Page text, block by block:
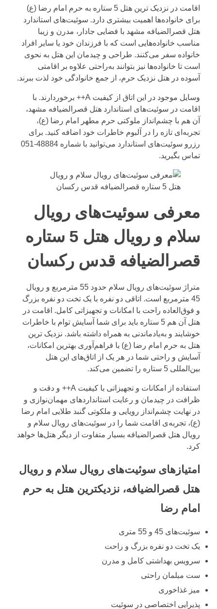
اقامت در نزدیک ترین هتل 5 ستاره به حرم امام رضا (ع)
برای خانواده‌ها اهمیت بیشتری دارد. سوئیت‌های استاندارد
هتل قصرالضیافه مشهد با فضایی جادار، مدرن و زیبا
مناسب خانواده‌هایی است که با فرزندان خود یا سایر افراد
خانواده سفر می‌کنند. طراحی و چیدمان این هتل به نحوی
است تا خانواده‌ها نیز بتوانند به‌راحتی علاوه بر اقامتی
آسوده در هتل نزدیک حرم، از جمع خانوادگی خود لذت ببرند.
وسایل موجود در این اتاق از کیفیت A++ برخوردارند. با
اقامت در سوئیت‌های استاندارد هتل قصرالضیافه مشهد،
آن هم با چشم‌انداز ملوکتی حرم مطهر امام رضا (ع)،
تجربه‌ای تازه را در آلبوم خاطرات خود اضافه کنید. برای
رزرو سوئیت‌های استاندارد می‌توانید با شماره 48884-051
تماس بگیرید.
معرفی سوئیت‌های رویال
سلام و رویال هتل 5 ستاره
قصرالضیافه قدس رکسان
متراژ سوئیت‌های رویال سلام حدود 55 مترمربع و رویال
45 مترمربع است. اتاقی دو نفره با یک تخت دو نفره بزرگ
و فوق‌العاده راحت با امکانات و تجهیزاتی کامل. اقامت در
هتل آن هم 5 ستاره باید برای شما آسایش توام با خاطرات
خوشایند و به‌یادماندنی به همراه داشته باشد. نزدیک ترین
هتل به حرم امام رضا (ع) با فراهم‌آوری بهترین امکانات،
آسایش و راحتی شما در هر یک از اتاق‌های این هتل
بین‌المللی 5 ستاره را تضمین می‌کند.
استفاده از امکانات و تجهیزاتی با کیفیت A++ و دقت و
ظرافت در چیدمان و رعایت استانداردهای مهمان‌نوازی و
در نهایت چشم‌انداز رویایی و ملکوتی گنبد طلایی امام رضا
(ع)، تجربه‌ی اقامت شما را در سوئیت‌های رویال سلام و
رویال هتل قصرالضیافه بسیار متفاوت از دیگر هتل‌ها خواهد
کرد.
امتیازهای سوئیت‌های رویال سلام و رویال
هتل قصرالضیافه، نزدیکترین هتل به حرم
امام رضا
سوئیت‌های 45 و 55 متری
یک تخت دو نفره بزرگ و راحت
سرویس بهداشتی کامل و مدرن
ست مبلمان راحتی
میز غذاخوری
پذیرایی اختصاصی در سوئیت